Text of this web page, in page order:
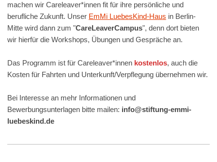
machen wir Careleaver*innen fit für ihre persönliche und
berufliche Zukunft. Unser EmMi LuebesKind-Haus in Berlin-
Mitte wird dann zum "CareLeaverCampus", denn dort bieten
wir hierfür die Workshops, Übungen und Gespräche an.
Das Programm ist für Careleaver*innen kostenlos, auch die
Kosten für Fahrten und Unterkunft/Verpflegung übernehmen wir.
Bei Interesse an mehr Informationen und
Bewerbungsunterlagen bitte mailen: info@stiftung-emmi-
luebeskind.de